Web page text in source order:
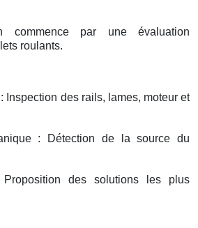
commence par une évaluation
roulants.
Inspection des rails, lames, moteur et
: Détection de la source du
Proposition des solutions les plus